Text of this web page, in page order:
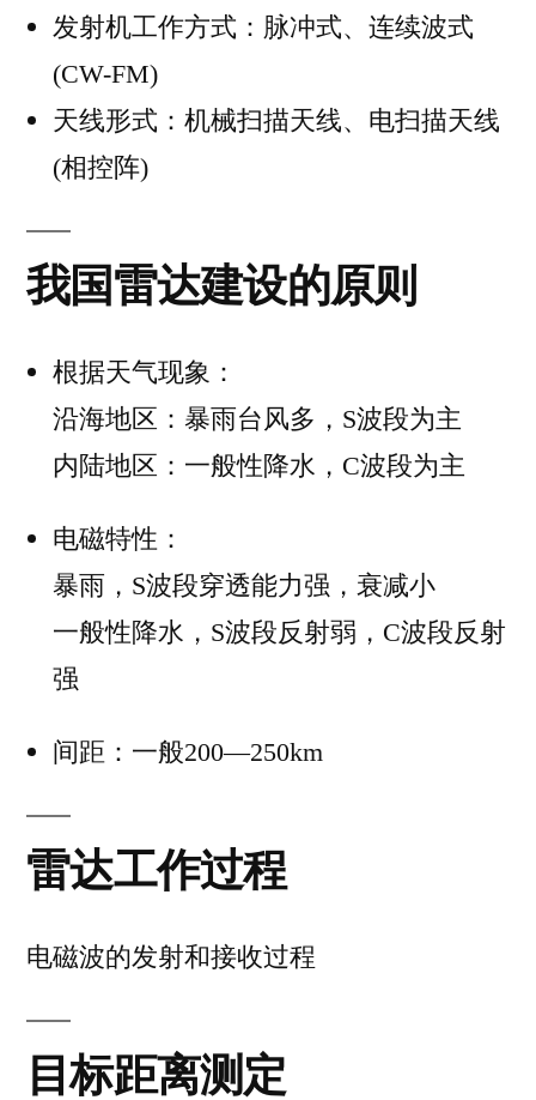
发射机工作方式：脉冲式、连续波式
(CW-FM)
天线形式：机械扫描天线、电扫描天线
(相控阵)
我国雷达建设的原则
根据天气现象：
沿海地区：暴雨台风多，S波段为主
内陆地区：一般性降水，C波段为主
电磁特性：
暴雨，S波段穿透能力强，衰减小
一般性降水，S波段反射弱，C波段反射
强
间距：一般200—250km
雷达工作过程
电磁波的发射和接收过程
目标距离测定